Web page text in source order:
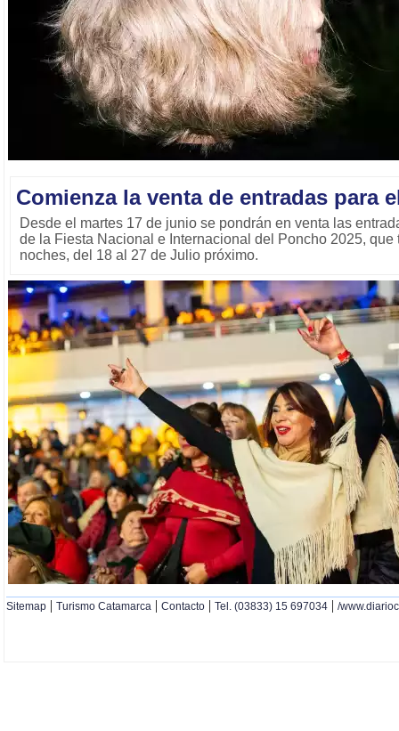
Comienza la venta de entradas para
Desde el martes 17 de junio se pondrán en venta las
de la Fiesta Nacional e Internacional del Poncho 2025, que
noches, del 18 al 27 de Julio próximo.
Sitemap | Turismo Catamarca | Contacto | Tel. (03833) 15 697034 | /